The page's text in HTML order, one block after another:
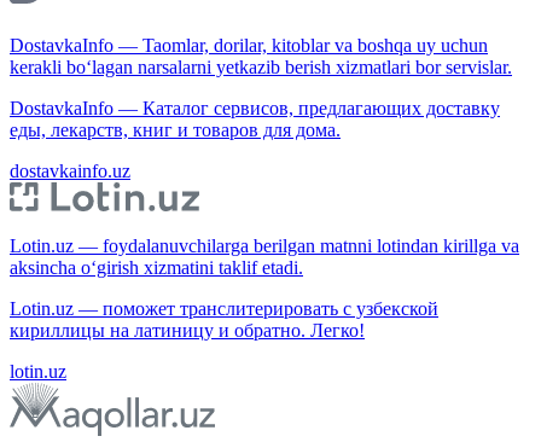
DostavkaInfo — Taomlar, dorilar, kitoblar va boshqa uy uchun
kerakli bo‘lagan narsalarni yetkazib berish xizmatlari bor servislar.
DostavkaInfo — Каталог сервисов, предлагающих доставку
еды, лекарств, книг и товаров для дома.
dostavkainfo.uz
Lotin.uz — foydalanuvchilarga berilgan matnni lotindan kirillga va
aksincha o‘girish xizmatini taklif etadi.
Lotin.uz — поможет транслитерировать с узбекской
кириллицы на латиницу и обратно. Легко!
lotin.uz